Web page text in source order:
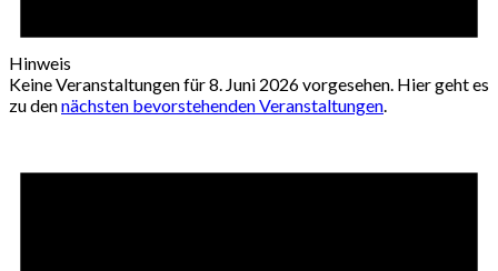
Hinweis
Keine Veranstaltungen für 8. Juni 2026 vorgesehen. Hier geht es
zu dennächsten bevorstehenden Veranstaltungen.